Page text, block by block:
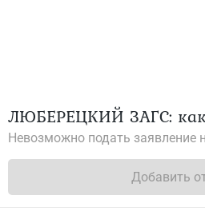
ЛЮБЕРЕЦКИЙ ЗАГС:
Невозможно подать заявление
Добавить